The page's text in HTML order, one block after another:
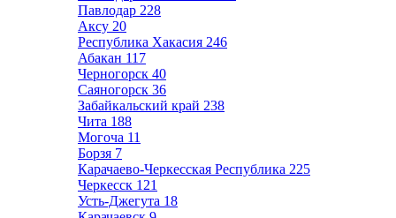
Павлодар 228
Аксу 20
Республика Хакасия 246
Абакан 117
Черногорск 40
Саяногорск 36
Забайкальский край 238
Чита 188
Могоча 11
Борзя 7
Карачаево-Черкесская Республика 225
Черкесск 121
Усть-Джегута 18